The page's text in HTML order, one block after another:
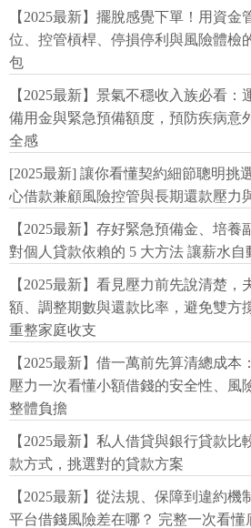
【2025最新】擺脫感覺下單！用資金
位、控管槓桿、停損停利與風險體檢
包
【2025最新】景氣不穩收入族必看：
備用金與緊急預備額度，預防疾病意
全感
[2025最新] 讓你看懂契約細節聰明挑
心借款兼顧風險控管與長期還款壓力
【2025最新】存好緊急預備金、培
對個人貸款依賴的 5 大方法 讓薪水自
【2025最新】看見壓力前先說清楚，
額、調整期數與還款比率，避免雙方
重整家庭收支
【2025最新】借一萬前先算清總成
壓力一次看懂小額借錢的安全性、風
整體負擔
【2025最新】私人借貸與銀行貸款
款方式，挑選對的貸款方案
【2025最新】從法規、保障到違約機
平台借錢風險差在哪？ 完整一次看懂